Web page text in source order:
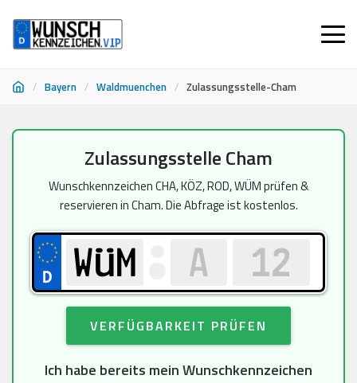
/ Bayern / Waldmuenchen / Zulassungsstelle-Cham
springen
Zulassungsstelle Cham
Wunschkennzeichen CHA, KÖZ, ROD, WÜM prüfen &
reservieren in Cham. Die Abfrage ist kostenlos.
VERFÜGBARKEIT PRÜFEN
Ich habe bereits mein Wunschkennzeichen